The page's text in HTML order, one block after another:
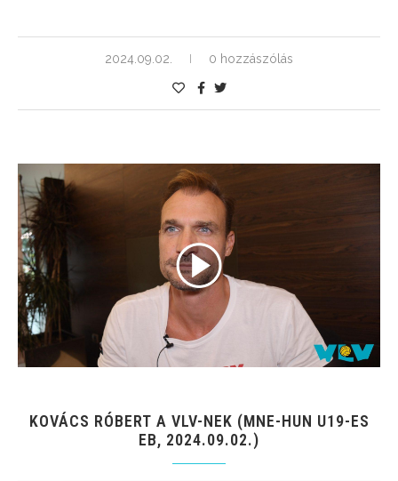
2024.09.02. 0 hozzászólás
KOVÁCS RÓBERT A VLV-NEK (MNE-HUN U19-ES
EB, 2024.09.02.)